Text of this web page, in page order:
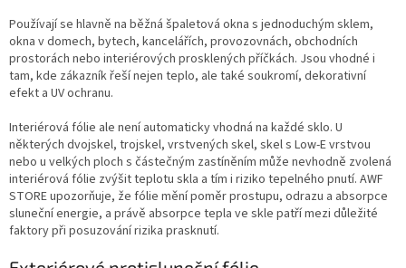
Používají se hlavně na běžná špaletová okna s jednoduchým sklem,
okna v domech, bytech, kancelářích, provozovnách, obchodních
prostorách nebo interiérových prosklených příčkách. Jsou vhodné i
tam, kde zákazník řeší nejen teplo, ale také soukromí, dekorativní
efekt a UV ochranu.
Interiérová fólie ale není automaticky vhodná na každé sklo. U
některých dvojskel, trojskel, vrstvených skel, skel s Low-E vrstvou
nebo u velkých ploch s částečným zastíněním může nevhodně zvolená
interiérová fólie zvýšit teplotu skla a tím i riziko tepelného pnutí. AWF
STORE upozorňuje, že fólie mění poměr prostupu, odrazu a absorpce
sluneční energie, a právě absorpce tepla ve skle patří mezi důležité
faktory při posuzování rizika prasknutí.